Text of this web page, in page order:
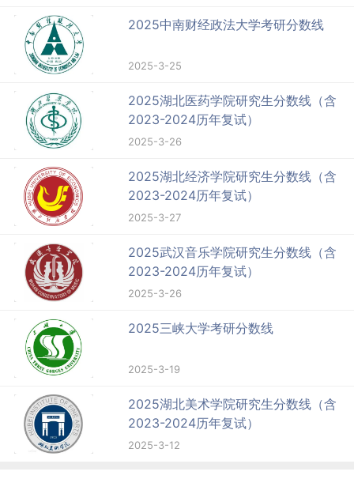
2025中南财经政法大学考研分数线
2025-3-25
2025湖北医药学院研究生分数线（含
2023-2024历年复试）
2025-3-26
2025湖北经济学院研究生分数线（含
2023-2024历年复试）
2025-3-27
2025武汉音乐学院研究生分数线（含
2023-2024历年复试）
2025-3-26
2025三峡大学考研分数线
2025-3-19
2025湖北美术学院研究生分数线（含
2023-2024历年复试）
2025-3-12